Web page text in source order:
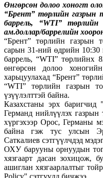
Өнгөрсөн долоо хоногт
“Брент” төрлийн газрын
баррель, “WTI”
ам.доллар/баррелийн
“Брент” төрлийн газрын
сарын 31-ний өдрийн 10:30
баррель, “WTI” төрлийнх
өнгөрсөн долоо
харьцуулахад “Брент”
“WTI” төрлийн газрын
үзүүлэлттэй байна.
Казахстаны эрх баригчид
Германд нийлүүлэх
хүргэхээр Орос, Германы
байна гэж тус улсын
Саткалиев сэтгүүлчдэд
ОХУ барууны орнуудын
хязгаарт дасан зохицож,
ашиглан хязгаарлалтыг